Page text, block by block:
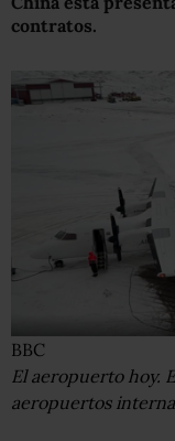
contratos.
BBC
El aeropuerto hoy.
aeropuertos